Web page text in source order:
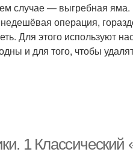
случае — выгребная
операция,
Для этого используют
и для того, чтобы
1